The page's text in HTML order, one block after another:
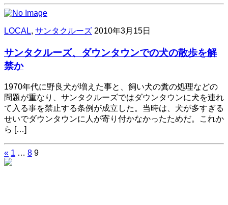
LOCAL, サンタクルーズ 2010年3月15日
サンタクルーズ、ダウンタウンでの犬の散歩を解
禁か
1970年代に野良犬が増えた事と、飼い犬の糞の処理などの
問題が重なり、サンタクルーズではダウンタウンに犬を連れ
て入る事を禁止する条例が成立した。当時は、犬が多すぎる
せいでダウンタウンに人が寄り付かなかったためだ。これか
ら […]
投
« 1 … 8 9